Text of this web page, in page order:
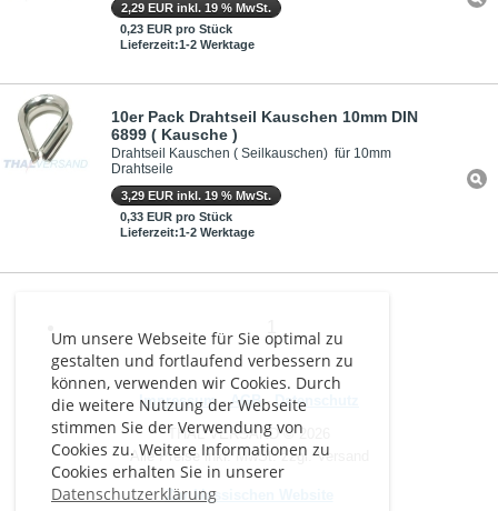
Um unsere Webseite für Sie optimal zu
gestalten und fortlaufend verbessern zu
können, verwenden wir Cookies. Durch
die weitere Nutzung der Webseite
stimmen Sie der Verwendung von
Cookies zu. Weitere Informationen zu
Cookies erhalten Sie in unserer
Datenschutzerklärung
2,29 EUR inkl. 19 % MwSt.
0,23 EUR pro Stück
Lieferzeit:1-2 Werktage
10er Pack Drahtseil Kauschen 10mm DIN
6899 ( Kausche )
Drahtseil Kauschen ( Seilkauschen) für 10mm
Drahtseile
3,29 EUR inkl. 19 % MwSt.
0,33 EUR pro Stück
Lieferzeit:1-2 Werktage
Impressum-AGB-Datenschutz
THAL VERSAND © 2026
Alle Preise inkl. MwSt. zzgl. Versand
Zur klassischen Website